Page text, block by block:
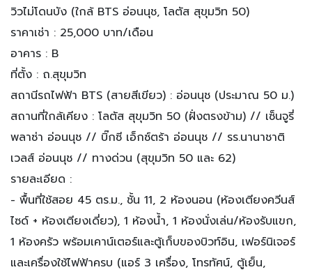
วิวไม่โดนบัง (ใกล้ BTS อ่อนนุช, โลตัส สุขุมวิท 50)
ราคาเช่า : 25,000 บาท/เดือน
อาคาร : B
ที่ตั้ง : ถ.สุขุมวิท
สถานีรถไฟฟ้า BTS (สายสีเขียว) : อ่อนนุช (ประมาณ 50 ม.)
สถานที่ใกล้เคียง : โลตัส สุขุมวิท 50 (ฝั่งตรงข้าม) // เซ็นจูรี่
พลาซ่า อ่อนนุช // บิ๊กซี เอ็กซ์ตร้า อ่อนนุช // รร.นานาชาติ
เวลส์ อ่อนนุช // ทางด่วน (สุขุมวิท 50 และ 62)
รายละเอียด :
- พื้นที่ใช้สอย 45 ตร.ม., ชั้น 11, 2 ห้องนอน (ห้องเตียงควีนส์
ไซด์ + ห้องเตียงเดี่ยว), 1 ห้องน้ำ, 1 ห้องนั่งเล่น/ห้องรับแขก,
1 ห้องครัว พร้อมเคาน์เตอร์และตู้เก็บของบิวท์อิน, เฟอร์นิเจอร์
และเครื่องใช้ไฟฟ้าครบ (แอร์ 3 เครื่อง, โทรทัศน์, ตู้เย็น,